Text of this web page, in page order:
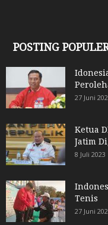
POSTING
27 Juni
Ketua
Jatim
8 Juli 2023
Tenis
27 Juni